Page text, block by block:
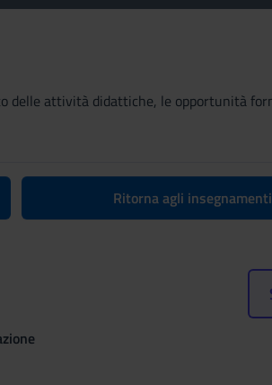
delle attività didattiche, le opportunità
Ritorna agli